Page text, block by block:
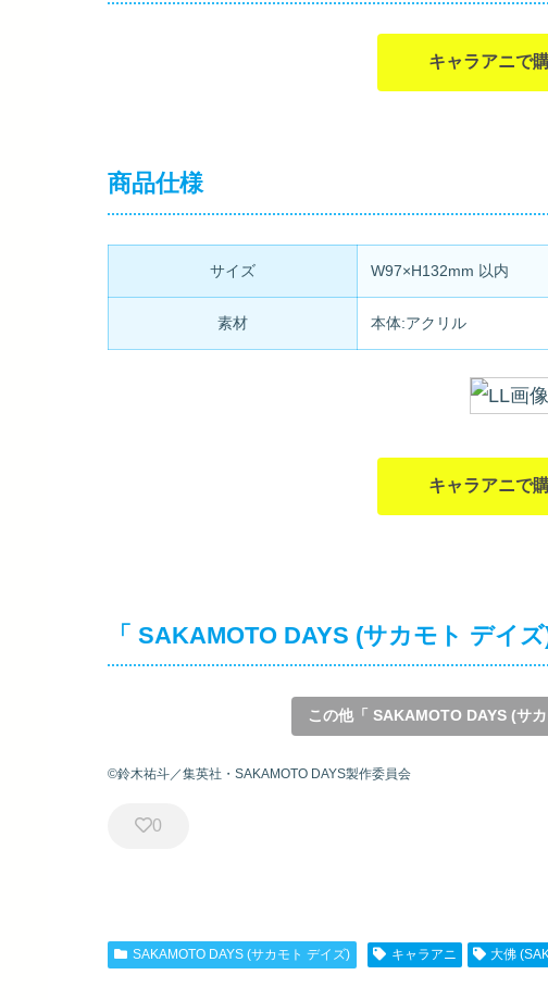
キャラアニで
商品仕様
サイズ W97×H132mm 以内
素材 本体:アクリル
キャラアニで
「 SAKAMOTO DAYS (サカモト デイ
この他「 SAKAMOTO DAYS (サ
©鈴木祐斗／集英社・SAKAMOTO DAYS製作委員会
0
SAKAMOTO DAYS (サカモト デイズ) キャラアニ 大佛